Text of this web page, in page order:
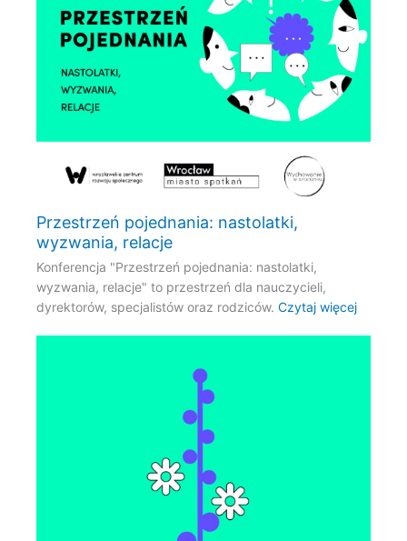
Przestrzeń pojednania: nastolatki,
wyzwania, relacje
Konferencja "Przestrzeń pojednania: nastolatki,
wyzwania, relacje" to przestrzeń dla nauczycieli,
dyrektorów, specjalistów oraz rodziców.Czytaj więcej